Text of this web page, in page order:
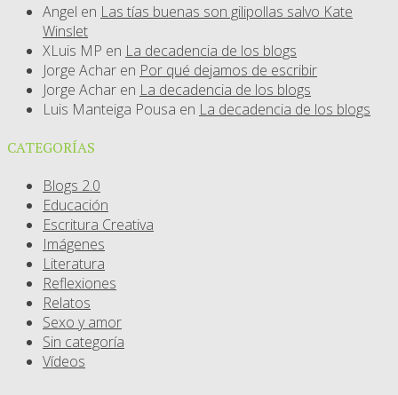
Angel en Las tías buenas son gilipollas salvo Kate
Winslet
XLuis MP en La decadencia de los blogs
Jorge Achar en Por qué dejamos de escribir
Jorge Achar en La decadencia de los blogs
Luis Manteiga Pousa en La decadencia de los blogs
CATEGORÍAS
Blogs 2.0
Educación
Escritura Creativa
Imágenes
Literatura
Reflexiones
Relatos
Sexo y amor
Sin categoría
Vídeos